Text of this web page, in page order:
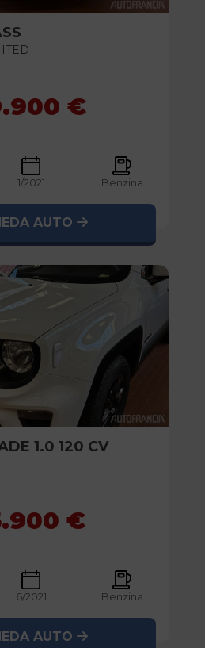
€
1/2021 Benzina
AUTO
1.0 120 CV
€
6/2021 Benzina
AUTO